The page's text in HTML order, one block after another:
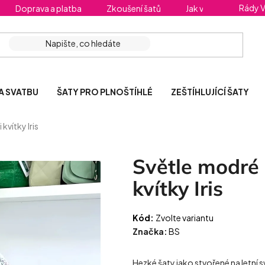
Doprava a platba Zkoušení šatů Jak vybrat Rády
SVATBU ŠATY PRO PLNOŠTÍHLÉ ZEŠTÍHLUJÍCÍ ŠATY
kvítky Iris
Světle
kvítky Iris
Kód: Zvolte variantu
Značka: BS
Hezké šaty jako stvořené na letní